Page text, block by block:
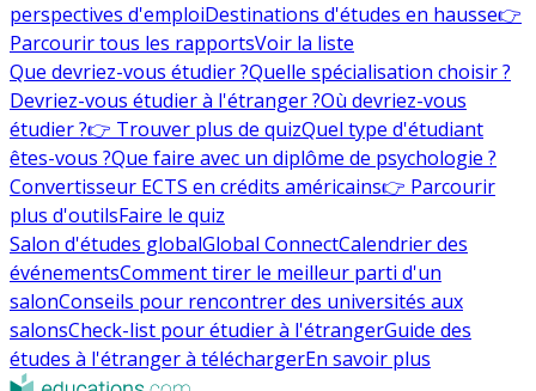
perspectives d'emploiDestinations d'études en hausse👉
Parcourir tous les rapportsVoir la liste
Que devriez-vous étudier ?Quelle spécialisation choisir ?
Devriez-vous étudier à l'étranger ?Où devriez-vous
étudier ?👉 Trouver plus de quizQuel type d'étudiant
êtes-vous ?Que faire avec un diplôme de psychologie ?
Convertisseur ECTS en crédits américains👉 Parcourir
plus d'outilsFaire le quiz
Salon d'études globalGlobal ConnectCalendrier des
événementsComment tirer le meilleur parti d'un
salonConseils pour rencontrer des universités aux
salonsCheck-list pour étudier à l'étrangerGuide des
études à l'étranger à téléchargerEn savoir plus